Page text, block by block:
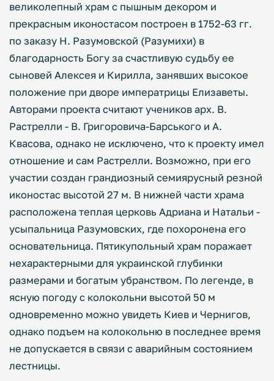
великолепный храм с пышным декором и
прекрасным иконостасом построен в 1752-63 гг.
по заказу Н. Разумовской (Разумихи) в
благодарность Богу за счастливую судьбу ее
сыновей Алексея и Кирилла, занявших высокое
положение при дворе императрицы Елизаветы.
Авторами проекта считают учеников арх. В.
Растрелли - В. Григоровича-Барського и А.
Квасова, однако не исключено, что к проекту имел
отношение и сам Растрелли. Возможно, при его
участии создан грандиозный семиярусный резной
иконостас высотой 27 м. В нижней части храма
расположена теплая церковь Адриана и Натальи -
усыпальница Разумовских, где похоронена его
основательница. Пятикупольный храм поражает
нехарактерными для украинской глубинки
размерами и богатым убранством. По легенде, в
ясную погоду с колокольни высотой 50 м
одновременно можно увидеть Киев и Чернигов,
однако подъем на колокольню в последнее время
не допускается в связи с аварийным состоянием
лестницы.